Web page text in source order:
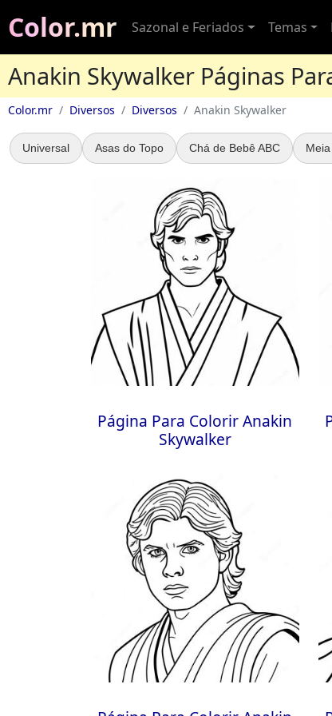
Color.mr Sazonal e Feriados Temas
Anakin Skywalker Páginas
Color.mr Diversos Diversos Anakin Skywalker
Universal Asas do Topo Chá de Bebê ABC
Página Para Colorir Anakin
Skywalker